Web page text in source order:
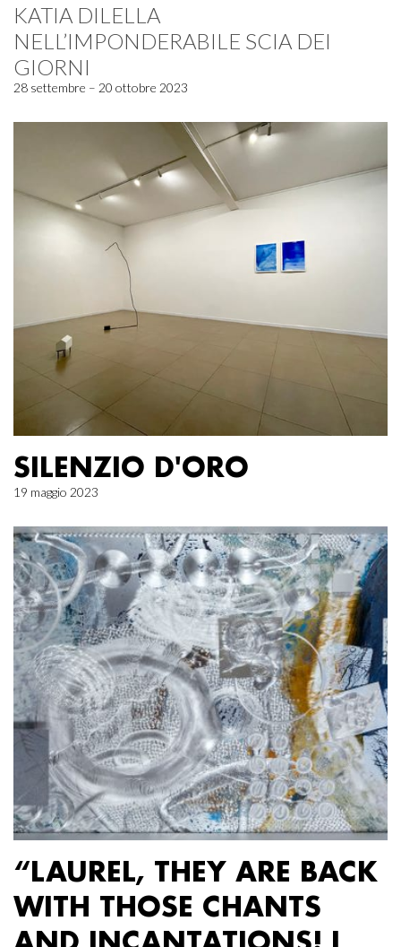
KATIA DILELLA
NELL’IMPONDERABILE SCIA DEI
GIORNI
28 settembre – 20 ottobre 2023
SILENZIO D'ORO
19 maggio 2023
“LAUREL, THEY ARE BACK
WITH THOSE CHANTS